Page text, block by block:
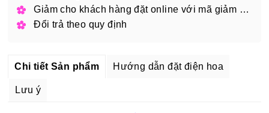
Giảm cho khách hàng đặt online với mã giảm giá
Đổi trả theo quy định
Chi tiết Sản phẩm Hướng dẫn đặt điện hoa
Lưu ý